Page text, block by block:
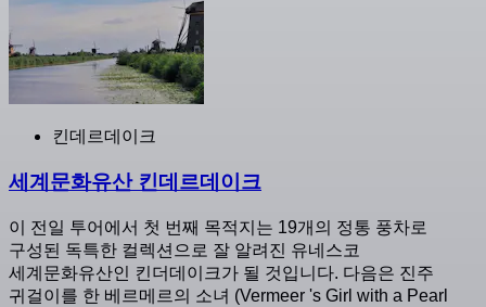
킨데르데이크
세계문화유산 킨데르데이크
이 전일 투어에서 첫 번째 목적지는 19개의 정통 풍차로
구성된 독특한 컬렉션으로 잘 알려진 유네스코
세계문화유산인 킨더데이크가 될 것입니다. 다음은 진주
귀걸이를 한 베르메르의 소녀 (Vermeer 's Girl with a Pearl